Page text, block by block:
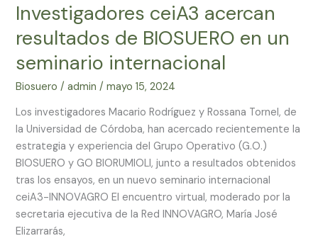
Investigadores ceiA3 acercan
resultados de BIOSUERO en un
seminario internacional
Biosuero /admin/mayo 15, 2024
Los investigadores Macario Rodríguez y Rossana Tornel, de
la Universidad de Córdoba, han acercado recientemente la
estrategia y experiencia del Grupo Operativo (G.O.)
BIOSUERO y GO BIORUMIOLI, junto a resultados obtenidos
tras los ensayos, en un nuevo seminario internacional
ceiA3-INNOVAGRO El encuentro virtual, moderado por la
secretaria ejecutiva de la Red INNOVAGRO, María José
Elizarrarás,
acercan
de
BIOSUERO
seminario
internacional